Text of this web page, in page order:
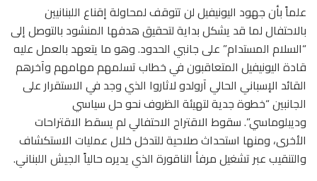
علماً بأن جهود اليونيفيل لن تتوقف لمحاولة إقناع اللبنانيين
بالاحتفال لما قد يشكل بداية لتحقيق هدفها المنشود بالتوصل إلى
“السلام المستدام” على جانبي الحدود. وهو ما يتعهد بالعمل عليه
قادة اليونيفيل المتعاقبون في خطاب تسلمهم مهامهم وآخرهم
القائد الإسباني الحالي آرولدو لاثاروا الذي وجد في الاستقرار على
الجانبين “خطوة جدية لتهيئة الظروف نحو حل سياسي
وديبلوماسي”. سقوط الاقتراح الاحتفالي لم يسقط الاقتراحات
الأخرى، ومنها استحداث صلاحية للتدخل خلال عمليات الاستكشاف
والتنقيب عبر تشغيل مرفأ الناقورة الذي يديره حالياً الجيش اللبناني.